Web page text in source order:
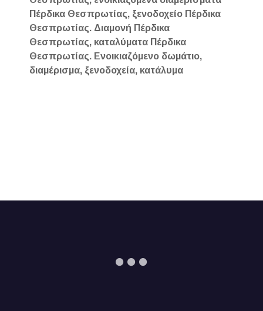
Πέρδικα Θεσπρωτίας, ξενοδοχείο Πέρδικα
Θεσπρωτίας. Διαμονή Πέρδικα
Θεσπρωτίας, καταλύματα Πέρδικα
Θεσπρωτίας. Ενοικιαζόμενο δωμάτιο,
διαμέρισμα, ξενοδοχεία, κατάλυμα